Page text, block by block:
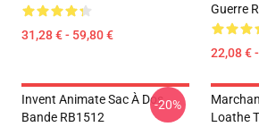
31,28 € - 59,80 €
Guerre
22,08 €
Invent Animate Sac À Dos
Bande RB1512
-20%
Loathe